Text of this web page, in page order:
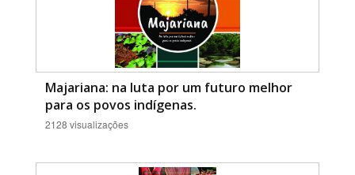
Majariana: na luta por um futuro melhor
para os povos indígenas.
2128 visualizações